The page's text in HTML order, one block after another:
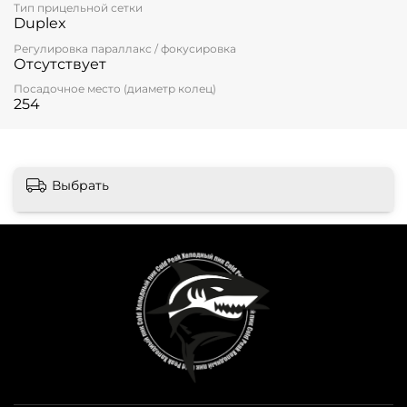
Тип прицельной сетки
Duplex
Регулировка параллакс / фокусировка
Отсутствует
Посадочное место (диаметр колец)
254
Выбрать